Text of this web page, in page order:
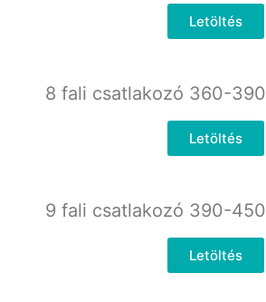
Letöltés
8 fali csatlakozó 360-390
Letöltés
9 fali csatlakozó 390-450
Letöltés